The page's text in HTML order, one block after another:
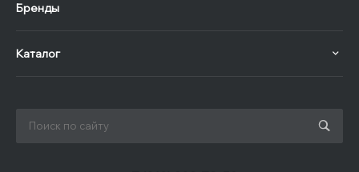
Бренды
Каталог